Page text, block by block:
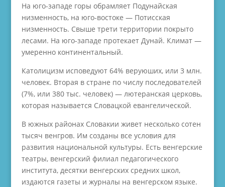
На юго-западе горы обрамляет Подунайская
низменность, на юго-востоке — Потисская
низменность. Свыше трети территории покрыто
лесами. На юго-западе протекает Дунай. Климат —
умеренно континентальный.
Католицизм исповедуют 64% веруюших, или 3 млн.
человек. Вторая в стране по числу последователей
(7%, или 380 тыс. человек) — лютеранская церковь,
которая называется Словацкой евангелической.
В южных районах Словакии живет несколько сотен
тысяч венгров. Им созданы все условия для
развития национальной культуры. Есть венгерские
театры, венгерский филиал педагогического
института, десятки венгерских средних школ,
издаются газеты и журналы на венгерском языке.